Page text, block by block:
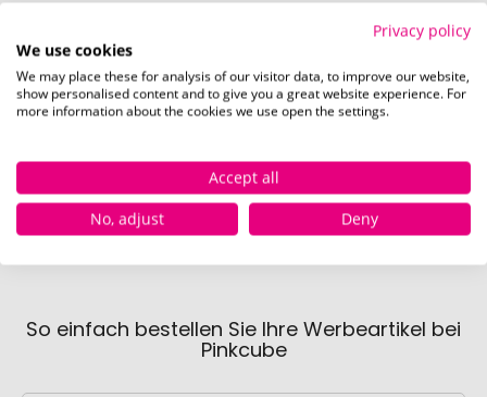
Verfügbare Farben
Sofort verfügbar
2706 Stück
Sofort verfügbar
5164 Stück
So einfach bestellen Sie Ihre Werbeartikel bei
Pinkcube
Privacy policy
We use cookies
We may place these for analysis of our visitor data, to improve our website,
show personalised content and to give you a great website experience. For
more information about the cookies we use open the settings.
Accept all
No, adjust
Deny